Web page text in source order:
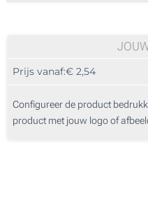
3 Kleuren (Aan een kant)
Zonder opdruk
50
250
Prijs vanaf:€ 2,54
Configureer de product
product met jouw logo of